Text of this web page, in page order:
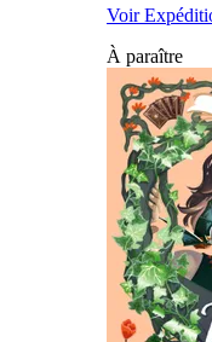
Voir
À paraître